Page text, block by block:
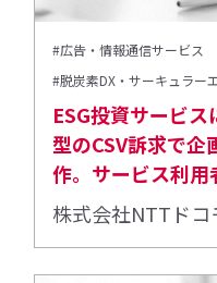
#広告・情報通信サービス
#脱炭素DX・サーキュラー
ESG投資サービ
型のCSV訴求で
作。サービス利
株式会社NTTドコ